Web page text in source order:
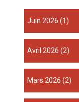
juin 2026 (1)
avril 2026 (2)
mars 2026 (2)